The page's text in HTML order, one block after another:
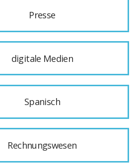
Presse
digitale Medien
Spanisch
Rechnungswesen